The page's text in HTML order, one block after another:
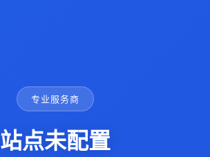
专业服务商
站点未配置